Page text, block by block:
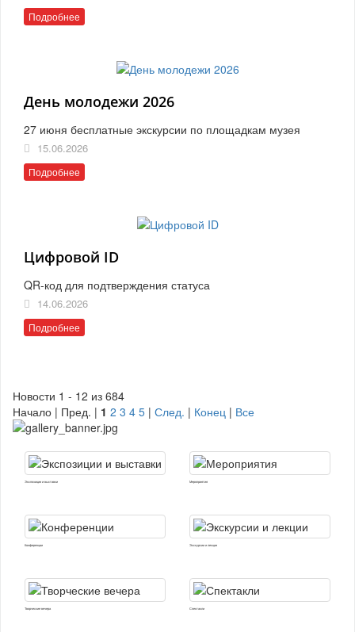
Подробнее
День молодежи 2026
27 июня бесплатные экскурсии по площадкам музея
15.06.2026
Подробнее
Цифровой ID
QR-код для подтверждения статуса
14.06.2026
Подробнее
Новости 1 - 12 из 684
Начало | Пред. | 1 2 3 4 5 | След. | Конец | Все
Экспозиции и выставки Мероприятия
Конференции Экскурсии и лекции
Творческие вечера Спектакли